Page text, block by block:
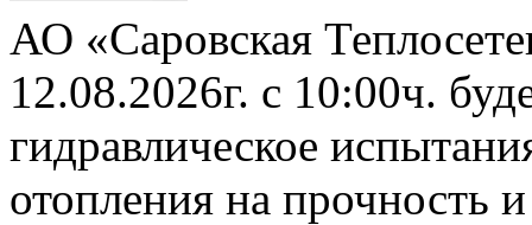
АО «Саровская
12.08.2026г. с 10:00ч.
гидравлическое
отопления на прочность